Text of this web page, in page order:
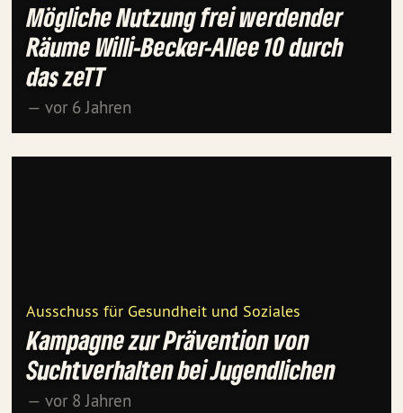
Mögliche Nutzung frei werdender
Räume Willi-Becker-Allee 10 durch
das zeTT
— vor 6 Jahren
Ausschuss für Gesundheit und Soziales
Kampagne zur Prävention von
Suchtverhalten bei Jugendlichen
— vor 8 Jahren